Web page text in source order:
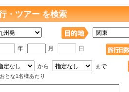
・ツアー を検索
年 月 日
から まで
とな1名様あたり